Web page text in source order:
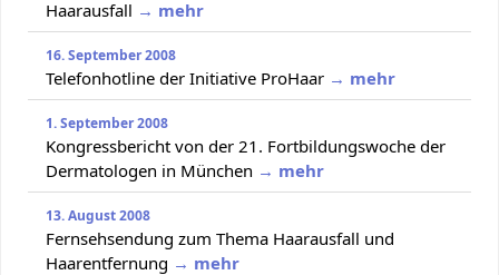
Haarausfall → mehr
16. September 2008
Telefonhotline der Initiative ProHaar → mehr
1. September 2008
Kongressbericht von der 21. Fortbildungswoche der
Dermatologen in München → mehr
13. August 2008
Fernsehsendung zum Thema Haarausfall und
Haarentfernung → mehr